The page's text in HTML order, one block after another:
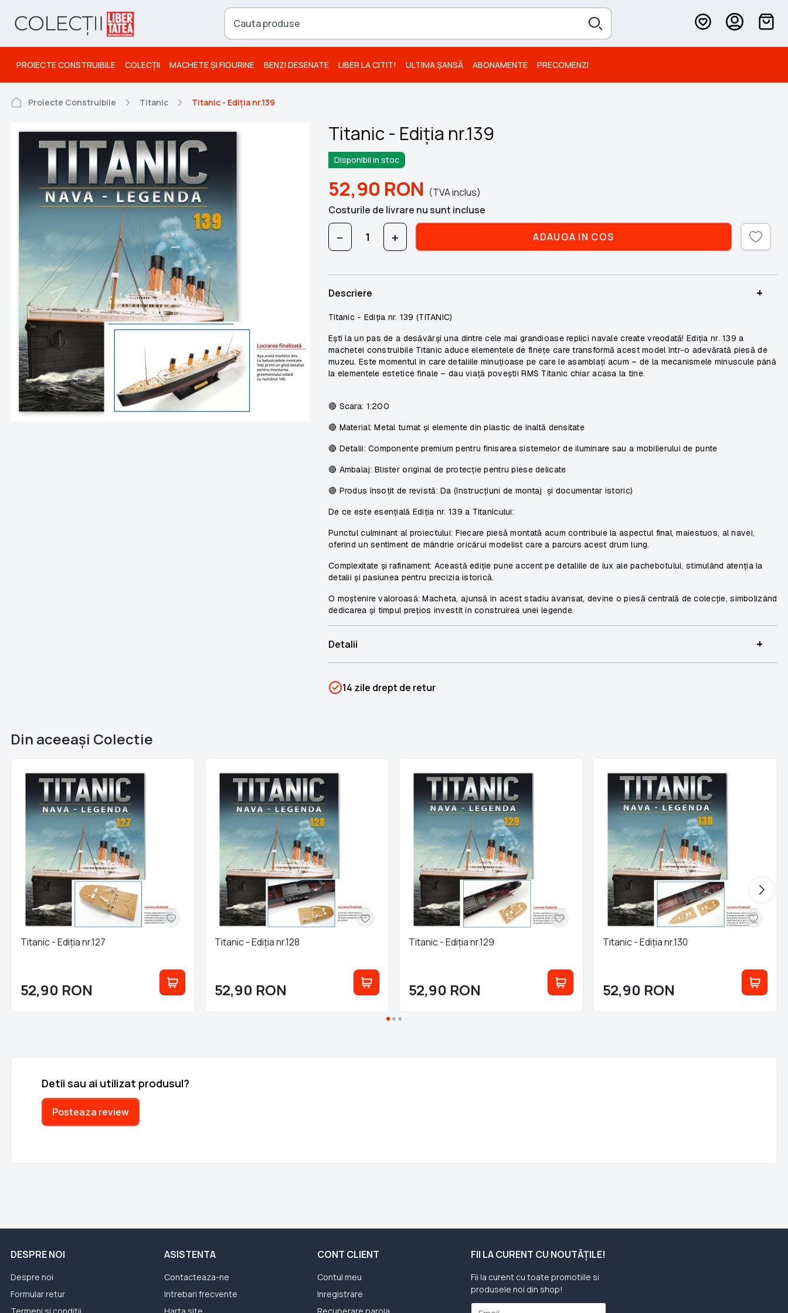
PROIECTE CONSTRUIBILE COLECȚII MACHETE ȘI FIGURINE BENZI DESENATE LIBER LA CITIT! ULTIMA ȘANSĂ ABONAMENTE PRECOMENZI
Proiecte Construibile Titanic Titanic - Ediția nr.139
Titanic - Ediția nr.139
Disponibil in stoc
52,90 RON (TVA inclus)
Costurile de livrare nu sunt incluse
− + ADAUGA IN COS
Descriere +
Titanic - Ediția nr. 139 (TITANIC)
Ești la un pas de a desăvârși una dintre cele mai grandioase replici navale create vreodată! Ediția nr. 139 a
machetei construibile Titanic aduce elementele de finețe care transformă acest model într-o adevărată piesă de
muzeu. Este momentul în care detaliile minuțioase pe care le asamblați acum – de la mecanismele minuscule până
la elementele estetice finale – dau viață poveștii RMS Titanic chiar acasa la tine.
🔴 Scara: 1:200
🔴 Material: Metal turnat și elemente din plastic de înaltă densitate
🔴 Detalii: Componente premium pentru finisarea sistemelor de iluminare sau a mobilierului de punte
🔴 Ambalaj: Blister original de protecție pentru piese delicate
🔴 Produs însoțit de revistă: Da (Instrucțiuni de montaj și documentar istoric)
De ce este esențială Ediția nr. 139 a Titanicului:
Punctul culminant al proiectului: Fiecare piesă montată acum contribuie la aspectul final, maiestuos, al navei,
oferind un sentiment de mândrie oricărui modelist care a parcurs acest drum lung.
Complexitate și rafinament: Această ediție pune accent pe detaliile de lux ale pachebotului, stimulând atenția la
detalii și pasiunea pentru precizia istorică.
O moștenire valoroasă: Macheta, ajunsă în acest stadiu avansat, devine o piesă centrală de colecție, simbolizând
dedicarea și timpul prețios investit în construirea unei legende.
Detalii +
Categorii
Titanic
14 zile drept de retur
Din aceeaşi Colectie
Titanic - Ediția nr.127
52,90 RON
Titanic - Ediția nr.128
52,90 RON
Titanic - Ediția nr.129
52,90 RON
Titanic - Ediția nr.130
52,90 RON
Detii sau ai utilizat produsul?
Posteaza review
DESPRE NOI
Despre noi
Formular retur
ASISTENTA
Contacteaza-ne
Intrebari frecvente
CONT CLIENT
Contul meu
Inregistrare
FII LA CURENT CU NOUTĂȚILE!
Fii la curent cu toate promotiile si
produsele noi din shop!